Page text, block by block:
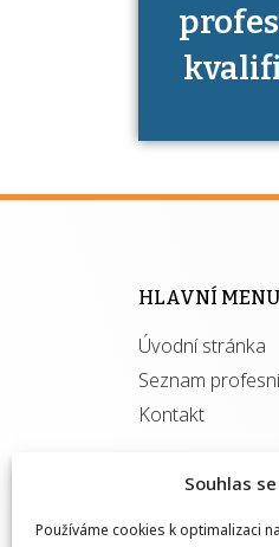
Souhlas
Používáme cookies k optimalizaci
HLAVNÍ MENU
Úvodní stránka
Seznam
Kontakt